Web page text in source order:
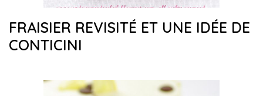
FRAISIER REVISITÉ ET UNE IDÉE DE
CONTICINI